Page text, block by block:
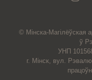
© Мiнска-Магiлёўская
ў
УНП
г. Мінск, вул.